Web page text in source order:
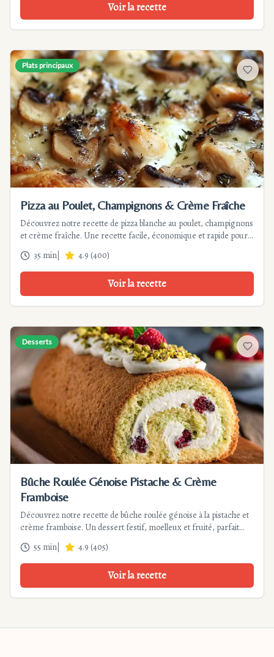
Voir la recette
Plats principaux
Pizza au Poulet, Champignons & Crème Fraîche
Découvrez notre recette de pizza blanche au poulet, champignons
et crème fraîche. Une recette facile, économique et rapide pour
un repas gourmand en famille.
35 min 4.9 (400)
Voir la recette
Desserts
Bûche Roulée Génoise Pistache & Crème
Framboise
Découvrez notre recette de bûche roulée génoise à la pistache et
crème framboise. Un dessert festif, moelleux et fruité, parfait
pour les fêtes. Étapes détaillées et conseils pour une réussite
garantie.
55 min 4.9 (405)
Voir la recette